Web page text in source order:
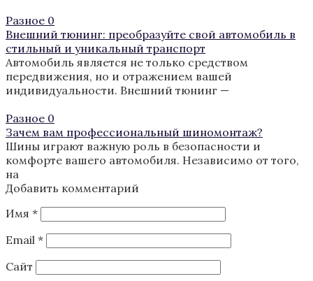
Разное 0
Внешний тюнинг: преобразуйте свой автомобиль в
стильный и уникальный транспорт
Автомобиль является не только средством
передвижения, но и отражением вашей
индивидуальности. Внешний тюнинг —
Разное 0
Зачем вам профессиональный шиномонтаж?
Шины играют важную роль в безопасности и
комфорте вашего автомобиля. Независимо от того,
на
Добавить комментарий
Имя *
Email *
Сайт